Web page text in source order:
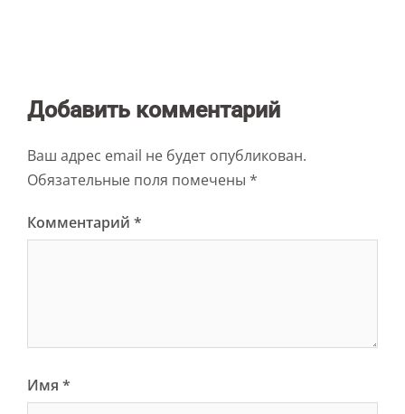
Добавить комментарий
Ваш адрес email не будет опубликован.
Обязательные поля помечены *
Комментарий *
Имя *